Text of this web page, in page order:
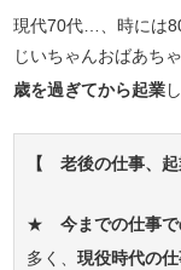
現代70代…、時には
じいちゃんおばあち
歳を過ぎてから起業
【 老後の仕事、
★今までの仕事
多く、現役時代の